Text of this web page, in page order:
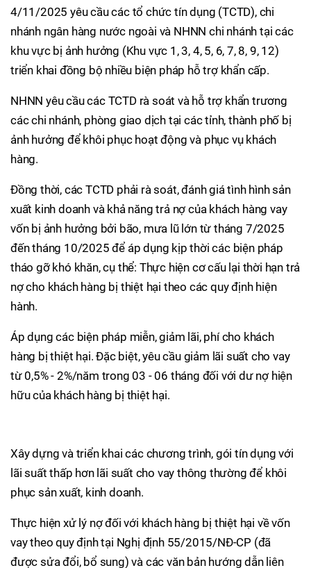
4/11/2025 yêu cầu các tổ chức tín dụng (TCTD), chi
nhánh ngân hàng nước ngoài và NHNN chi nhánh tại các
khu vực bị ảnh hưởng (Khu vực 1, 3, 4, 5, 6, 7, 8, 9, 12)
triển khai đồng bộ nhiều biện pháp hỗ trợ khẩn cấp.
NHNN yêu cầu các TCTD rà soát và hỗ trợ khẩn trương
các chi nhánh, phòng giao dịch tại các tỉnh, thành phố bị
ảnh hưởng để khôi phục hoạt động và phục vụ khách
hàng.
Đồng thời, các TCTD phải rà soát, đánh giá tình hình sản
xuất kinh doanh và khả năng trả nợ của khách hàng vay
vốn bị ảnh hưởng bởi bão, mưa lũ lớn từ tháng 7/2025
đến tháng 10/2025 để áp dụng kịp thời các biện pháp
tháo gỡ khó khăn, cụ thể: Thực hiện cơ cấu lại thời hạn trả
nợ cho khách hàng bị thiệt hại theo các quy định hiện
hành.
Áp dụng các biện pháp miễn, giảm lãi, phí cho khách
hàng bị thiệt hại. Đặc biệt, yêu cầu giảm lãi suất cho vay
từ 0,5% - 2%/năm trong 03 - 06 tháng đối với dư nợ hiện
hữu của khách hàng bị thiệt hại.
Xây dựng và triển khai các chương trình, gói tín dụng với
lãi suất thấp hơn lãi suất cho vay thông thường để khôi
phục sản xuất, kinh doanh.
Thực hiện xử lý nợ đối với khách hàng bị thiệt hại về vốn
vay theo quy định tại Nghị định 55/2015/NĐ-CP (đã
được sửa đổi, bổ sung) và các văn bản hướng dẫn liên